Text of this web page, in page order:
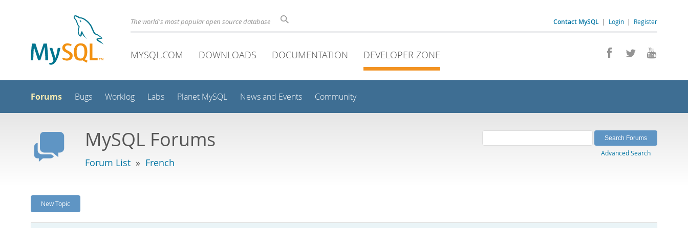
Contact MySQL | Login | Register
The world's most popular open source database
MYSQL.COM DOWNLOADS DOCUMENTATION DEVELOPER ZONE
Forums Bugs Worklog Labs Planet MySQL News and Events Community
MySQL Forums
Forum List » French
Advanced Search
New Topic